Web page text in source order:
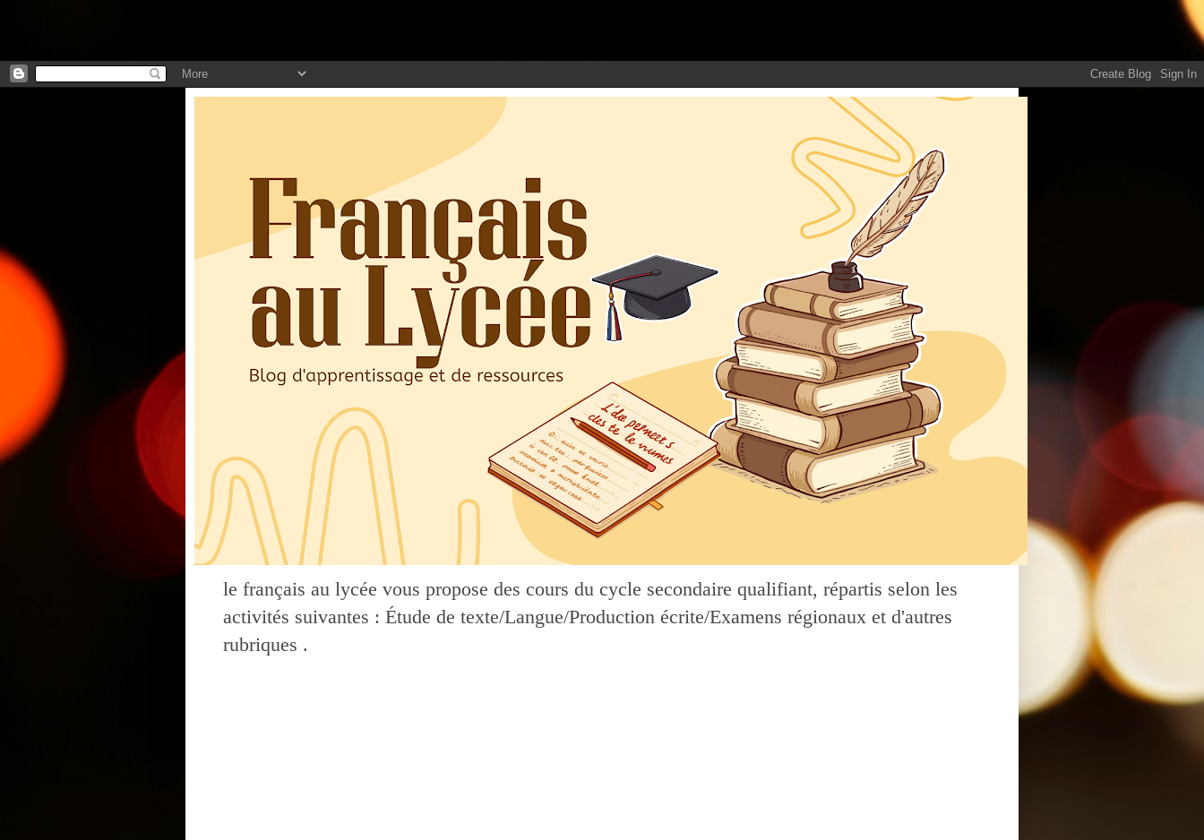
le français au lycée vous propose des cours du cycle secondaire qualifiant, répartis selon les
activités suivantes : Étude de texte/Langue/Production écrite/Examens régionaux et d'autres
rubriques .